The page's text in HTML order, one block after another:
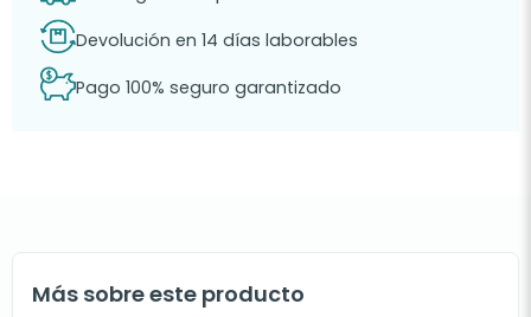
Devolución en 14 días laborables
Pago 100% seguro garantizado
Más sobre este producto